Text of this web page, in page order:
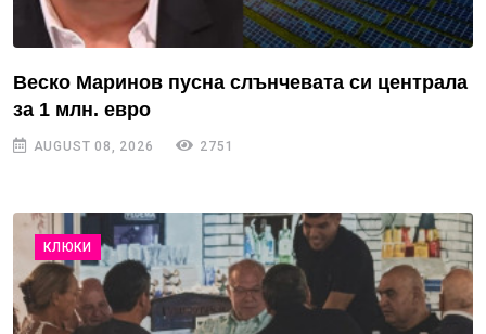
Веско Маринов пусна слънчевата си централа
за 1 млн. евро
AUGUST 08, 2026 2751
КЛЮКИ